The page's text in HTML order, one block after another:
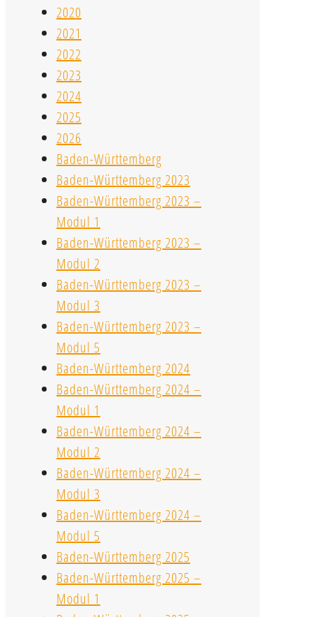
2020
2021
2022
2023
2024
2025
2026
Baden-Württemberg
Baden-Württemberg 2023
Baden-Württemberg 2023 –
Modul 1
Baden-Württemberg 2023 –
Modul 2
Baden-Württemberg 2023 –
Modul 3
Baden-Württemberg 2023 –
Modul 5
Baden-Württemberg 2024
Baden-Württemberg 2024 –
Modul 1
Baden-Württemberg 2024 –
Modul 2
Baden-Württemberg 2024 –
Modul 3
Baden-Württemberg 2024 –
Modul 5
Baden-Württemberg 2025
Baden-Württemberg 2025 –
Modul 1